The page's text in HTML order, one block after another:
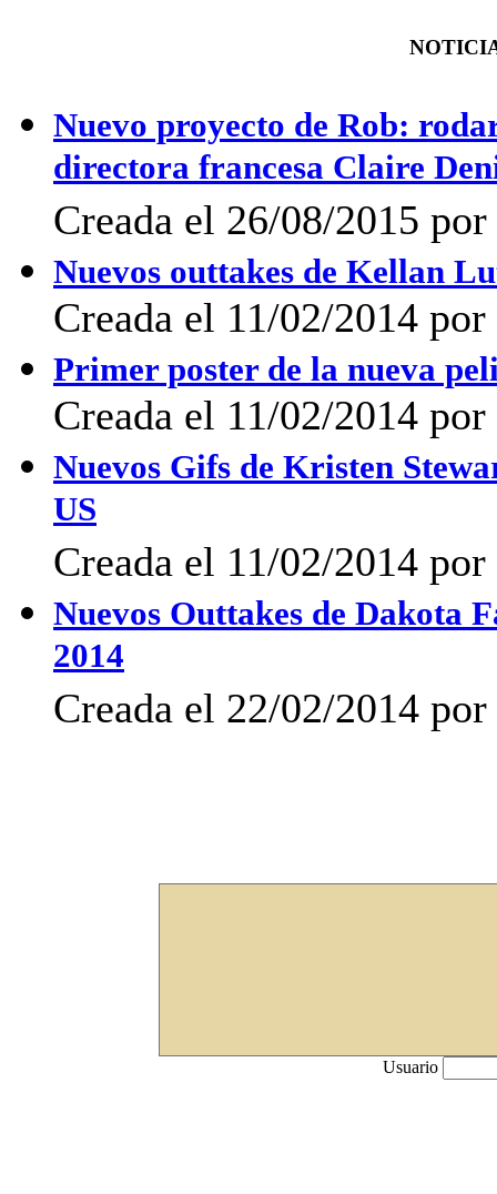
Nuevo proyecto de Rob:
directora francesa Claire
Creada el 26/08/2015
Nuevos outtakes de Kellan
Creada el 11/02/2014
Primer poster de la nueva
Creada el 11/02/2014
Nuevos Gifs de Kristen
US
Creada el 11/02/2014
Nuevos Outtakes de Dakota
2014
Creada el 22/02/2014
Usuario